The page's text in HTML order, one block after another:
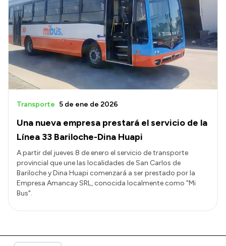
Una nueva empresa prestará el servicio de la
Línea 33 Bariloche-Dina Huapi
Transporte 5 de ene de 2026
A partir del jueves 8 de enero el servicio de transporte
provincial que une las localidades de San Carlos de
Bariloche y Dina Huapi comenzará a ser prestado por la
Empresa Amancay SRL, conocida localmente como "Mi
Bus".